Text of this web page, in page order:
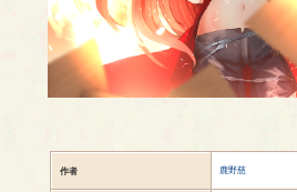
作者 鹿野慈